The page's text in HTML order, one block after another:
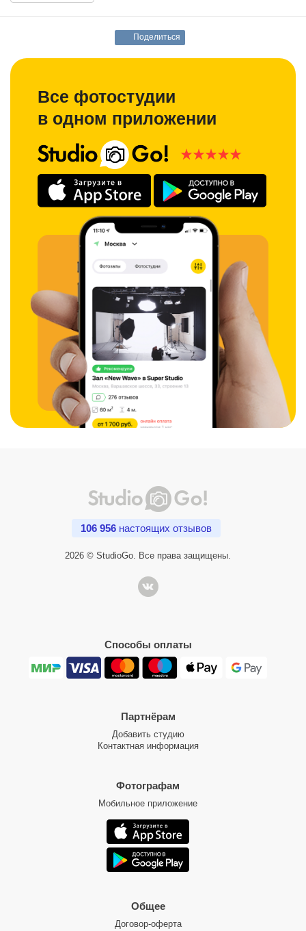
Поделиться
Все фотостудии
в одном приложении
106 956 настоящих отзывов
2026 © StudioGo. Все права защищены.
Способы оплаты
Партнёрам
Добавить студию
Контактная информация
Фотографам
Мобильное приложение
Общее
Договор-оферта